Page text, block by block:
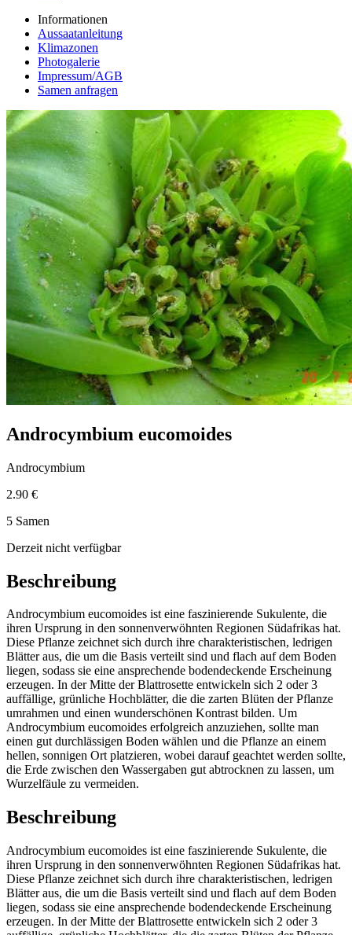
Informationen
Aussaatanleitung
Klimazonen
Photogalerie
Impressum/AGB
Samen anfragen
Androcymbium eucomoides
Androcymbium
2.90 €
5 Samen
Derzeit nicht verfügbar
Beschreibung
Androcymbium eucomoides ist eine faszinierende Sukulente, die
ihren Ursprung in den sonnenverwöhnten Regionen Südafrikas hat.
Diese Pflanze zeichnet sich durch ihre charakteristischen, ledrigen
Blätter aus, die um die Basis verteilt sind und flach auf dem Boden
liegen, sodass sie eine ansprechende bodendeckende Erscheinung
erzeugen. In der Mitte der Blattrosette entwickeln sich 2 oder 3
auffällige, grünliche Hochblätter, die die zarten Blüten der Pflanze
umrahmen und einen wunderschönen Kontrast bilden. Um
Androcymbium eucomoides erfolgreich anzuziehen, sollte man
einen gut durchlässigen Boden wählen und die Pflanze an einem
hellen, sonnigen Ort platzieren, wobei darauf geachtet werden sollte,
die Erde zwischen den Wassergaben gut abtrocknen zu lassen, um
Wurzelfäule zu vermeiden.
Beschreibung
Androcymbium eucomoides ist eine faszinierende Sukulente, die
ihren Ursprung in den sonnenverwöhnten Regionen Südafrikas hat.
Diese Pflanze zeichnet sich durch ihre charakteristischen, ledrigen
Blätter aus, die um die Basis verteilt sind und flach auf dem Boden
liegen, sodass sie eine ansprechende bodendeckende Erscheinung
erzeugen. In der Mitte der Blattrosette entwickeln sich 2 oder 3